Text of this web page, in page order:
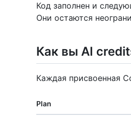
Код заполнен и
Они остаются
Как вы AI
Каждая присвоенная
Plan